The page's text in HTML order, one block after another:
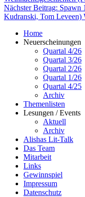
Nächster Beitrag: Spawn
Kudranski, Tom Leveen)
Home
Neuerscheinungen
Quartal 4/26
Quartal 3/26
Quartal 2/26
Quartal 1/26
Quartal 4/25
Archiv
Themenlisten
Lesungen / Events
Aktuell
Archiv
Alishas Lit-Talk
Das Team
Mitarbeit
Links
Gewinnspiel
Impressum
Datenschutz